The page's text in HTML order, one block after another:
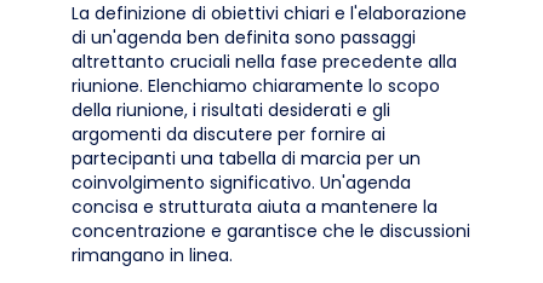
La definizione di obiettivi chiari e l'elaborazione
di un'agenda ben definita sono passaggi
altrettanto cruciali nella fase precedente alla
riunione. Elenchiamo chiaramente lo scopo
della riunione, i risultati desiderati e gli
argomenti da discutere per fornire ai
partecipanti una tabella di marcia per un
coinvolgimento significativo. Un'agenda
concisa e strutturata aiuta a mantenere la
concentrazione e garantisce che le discussioni
rimangano in linea.